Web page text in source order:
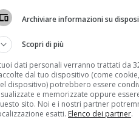
Archiviare informazioni su
Scopri di più
dati personali verranno trattati da
dal tuo dispositivo (come
dispositivo) potrebbero essere
e memorizzate oppure
sito. Noi e i nostri partner
esatti. Elenco dei partner.